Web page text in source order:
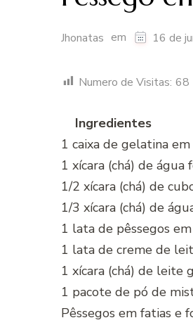
Jhonatas em 16 de
Numero de Visitas: 68
Ingredientes
1 caixa de gelatina
1 xícara (chá) de água
1/2 xícara (chá) de
1/3 xícara (chá) de
1 lata de pêssegos
1 lata de creme de
1 xícara (chá) de leite
1 pacote de pó de
Pêssegos em fatias e